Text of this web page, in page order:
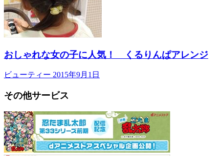
おしゃれな女の子に人気！ くるりんぱアレンジ
ビューティー 2015年9月1日
その他サービス